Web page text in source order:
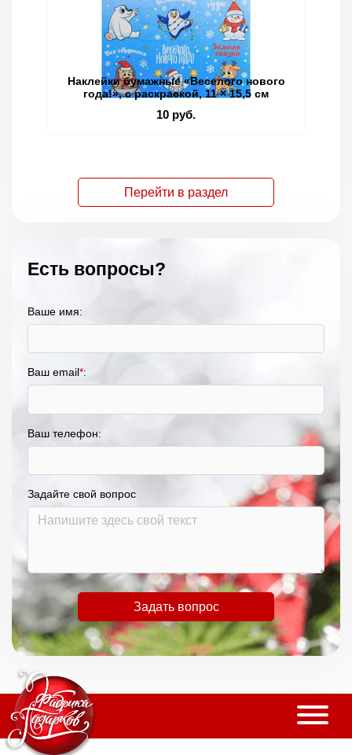
Наклейки бумажные «Веселого нового
года!», c раскраской, 11 × 15,5 см
10 руб.
Перейти в раздел
Есть вопросы?
Ваше имя:
Ваш email*:
Ваш телефон:
Задайте свой вопрос
Задать вопрос